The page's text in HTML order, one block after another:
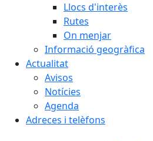
Llocs d'interès
Rutes
On menjar
Informació geogràfica
Actualitat
Avisos
Notícies
Agenda
Adreces i telèfons